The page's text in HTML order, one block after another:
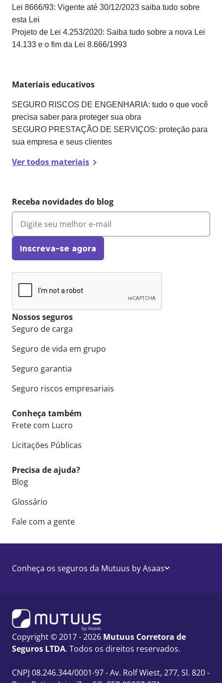
Nossos seguros
Seguro de carga
Seguro de vida em grupo
Seguro garantia
Seguro riscos empresariais
Conheça também
Frete com Lucro
Licitações Públicas
Precisa de ajuda?
Blog
Glossário
Fale com a gente
Lei 8666/93: Vigente até 30/12/2023 saiba tudo sobre
esta Lei
Projeto de Lei 4.253/2020: Saiba tudo sobre a nova Lei
14.133 e o fim da Lei 8.666/1993
Materiais educativos
SEGURO RISCOS DE ENGENHARIA: tudo o que você
precisa saber para proteger sua obra
SEGURO PRESTAÇÃO DE SERVIÇOS: proteção para
sua empresa e seus clientes
Ver todos materiais
Receba novidades do blog
Inscreva-se agora
Conheça os seguros da Mutuus by Asaas
Copyright © 2017 - 2026 Mutuus Corretora de
Seguros LTDA. Todos os direitos reservados.
CNPJ 08.246.344/0001-97 - Av. Rolf Wiest, 277, Sl. 820 -